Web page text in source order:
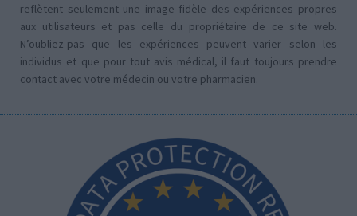
reflètent seulement une image fidèle des expériences propres
aux utilisateurs et pas celle du propriétaire de ce site web.
N’oubliez-pas que les expériences peuvent varier selon les
individus et que pour tout avis médical, il faut toujours prendre
contact avec votre médecin ou votre pharmacien.